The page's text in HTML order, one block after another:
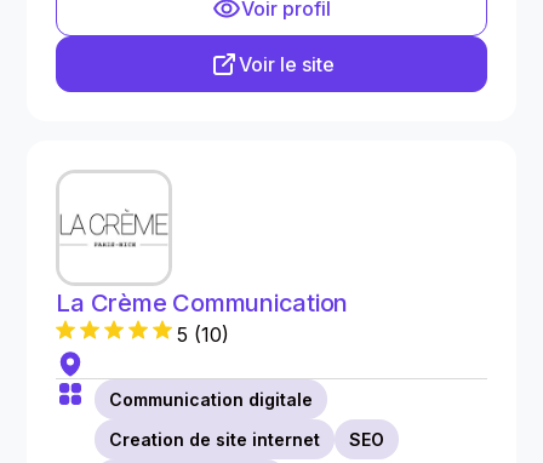
Voir profil
Voir le site
La Crème Communication
5 (10)
Communication digitale
Creation de site internet
SEO